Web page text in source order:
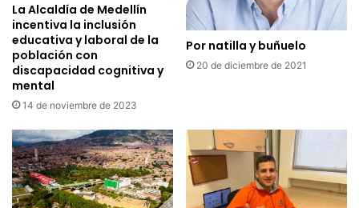
La Alcaldía de Medellín
incentiva la inclusión
educativa y laboral de la
población con
discapacidad cognitiva y
mental
14 de noviembre de 2023
Por natilla y buñuelo
20 de diciembre de 2021